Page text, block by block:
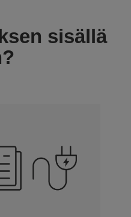
sisällä